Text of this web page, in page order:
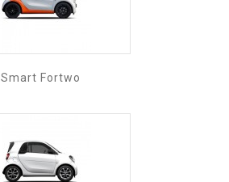
Smart Fortwo